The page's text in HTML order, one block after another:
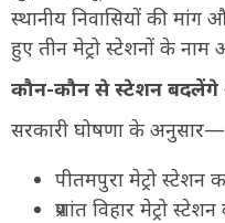
स्थानीय निवासियों की मांग
हुए तीन मेट्रो स्टेशनों के
कौन-कौन से स्टेशन बदलेंगे
सरकारी घोषणा के अनुसार—
पीतमपुरा मेट्रो स्टेशन
प्रशांत विहार मेट्रो